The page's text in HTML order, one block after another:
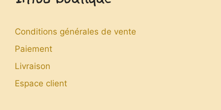
Conditions générales de vente
Paiement
Livraison
Espace client